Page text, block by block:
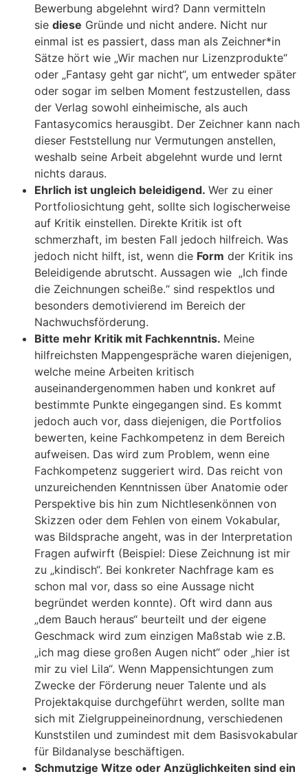
Bewerbung abgelehnt wird? Dann vermitteln
sie diese Gründe und nicht andere. Nicht nur
einmal ist es passiert, dass man als Zeichner*in
Sätze hört wie „Wir machen nur Lizenzprodukte“
oder „Fantasy geht gar nicht“, um entweder später
oder sogar im selben Moment festzustellen, dass
der Verlag sowohl einheimische, als auch
Fantasycomics herausgibt. Der Zeichner kann nach
dieser Feststellung nur Vermutungen anstellen,
weshalb seine Arbeit abgelehnt wurde und lernt
nichts daraus.
Ehrlich ist ungleich beleidigend. Wer zu einer
Portfoliosichtung geht, sollte sich logischerweise
auf Kritik einstellen. Direkte Kritik ist oft
schmerzhaft, im besten Fall jedoch hilfreich. Was
jedoch nicht hilft, ist, wenn die Form der Kritik ins
Beleidigende abrutscht. Aussagen wie „Ich finde
die Zeichnungen scheiße.“ sind respektlos und
besonders demotivierend im Bereich der
Nachwuchsförderung.
Bitte mehr Kritik mit Fachkenntnis. Meine
hilfreichsten Mappengespräche waren diejenigen,
welche meine Arbeiten kritisch
auseinandergenommen haben und konkret auf
bestimmte Punkte eingegangen sind. Es kommt
jedoch auch vor, dass diejenigen, die Portfolios
bewerten, keine Fachkompetenz in dem Bereich
aufweisen. Das wird zum Problem, wenn eine
Fachkompetenz suggeriert wird. Das reicht von
unzureichenden Kenntnissen über Anatomie oder
Perspektive bis hin zum Nichtlesenkönnen von
Skizzen oder dem Fehlen von einem Vokabular,
was Bildsprache angeht, was in der Interpretation
Fragen aufwirft (Beispiel: Diese Zeichnung ist mir
zu „kindisch“. Bei konkreter Nachfrage kam es
schon mal vor, dass so eine Aussage nicht
begründet werden konnte). Oft wird dann aus
„dem Bauch heraus“ beurteilt und der eigene
Geschmack wird zum einzigen Maßstab wie z.B.
„ich mag diese großen Augen nicht“ oder „hier ist
mir zu viel Lila“. Wenn Mappensichtungen zum
Zwecke der Förderung neuer Talente und als
Projektakquise durchgeführt werden, sollte man
sich mit Zielgruppeineinordnung, verschiedenen
Kunststilen und zumindest mit dem Basisvokabular
für Bildanalyse beschäftigen.
Schmutzige Witze oder Anzüglichkeiten sind ein